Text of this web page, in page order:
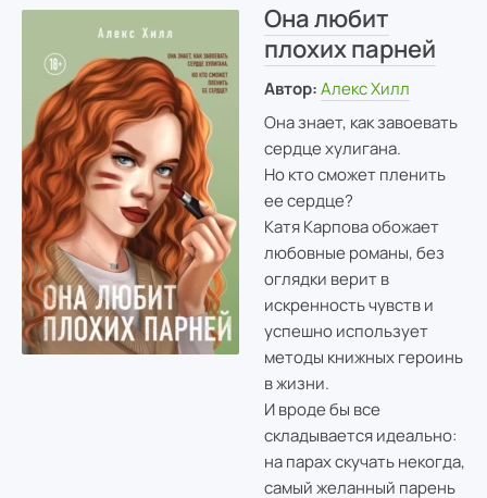
Она любит
плохих парней
Автор: Алекс Хилл
Она знает, как завоевать
сердце хулигана.
Но кто сможет пленить
ее сердце?
Катя Карпова обожает
любовные романы, без
оглядки верит в
искренность чувств и
успешно использует
методы книжных героинь
в жизни.
И вроде бы все
складывается идеально:
на парах скучать некогда,
самый желанный парень